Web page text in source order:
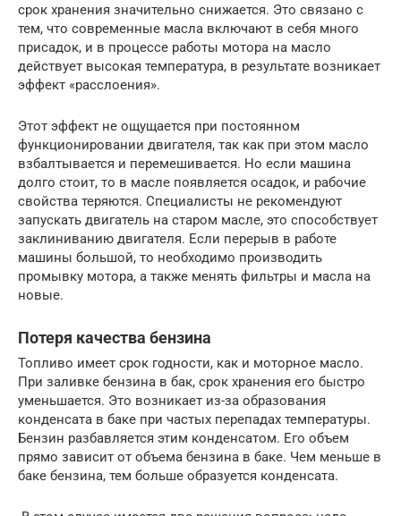
срок хранения значительно снижается. Это связано с
тем, что современные масла включают в себя много
присадок, и в процессе работы мотора на масло
действует высокая температура, в результате возникает
эффект «расслоения».
Этот эффект не ощущается при постоянном
функционировании двигателя, так как при этом масло
взбалтывается и перемешивается. Но если машина
долго стоит, то в масле появляется осадок, и рабочие
свойства теряются. Специалисты не рекомендуют
запускать двигатель на старом масле, это способствует
заклиниванию двигателя. Если перерыв в работе
машины большой, то необходимо производить
промывку мотора, а также менять фильтры и масла на
новые.
Потеря качества бензина
Топливо имеет срок годности, как и моторное масло.
При заливке бензина в бак, срок хранения его быстро
уменьшается. Это возникает из-за образования
конденсата в баке при частых перепадах температуры.
Бензин разбавляется этим конденсатом. Его объем
прямо зависит от объема бензина в баке. Чем меньше в
баке бензина, тем больше образуется конденсата.